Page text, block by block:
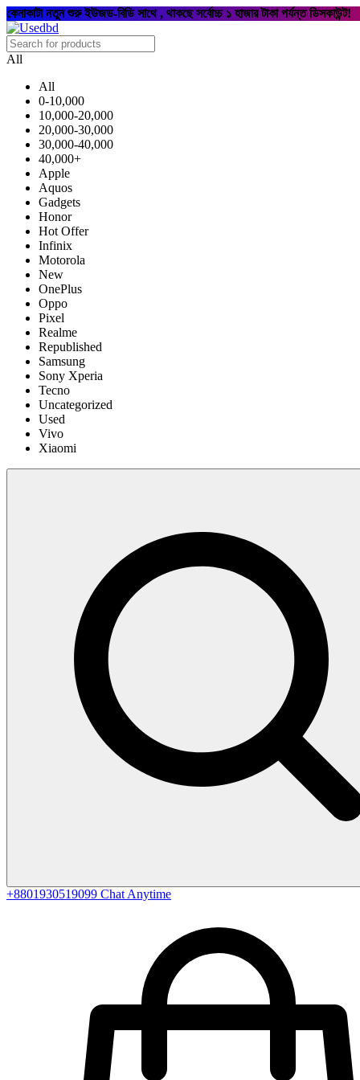
কেনাকাটা নতুন শুরু ইউজড-বিডি সাথে , থাকছে সর্বোচ্চ ১ হাজার টাকা পর্যন্ত ডিসকাউন্ট!
All
All
0-10,000
10,000-20,000
20,000-30,000
30,000-40,000
40,000+
Apple
Aquos
Gadgets
Honor
Hot Offer
Infinix
Motorola
New
OnePlus
Oppo
Pixel
Realme
Republished
Samsung
Sony Xperia
Tecno
Uncategorized
Used
Vivo
Xiaomi
+8801930519099 Chat Anytime